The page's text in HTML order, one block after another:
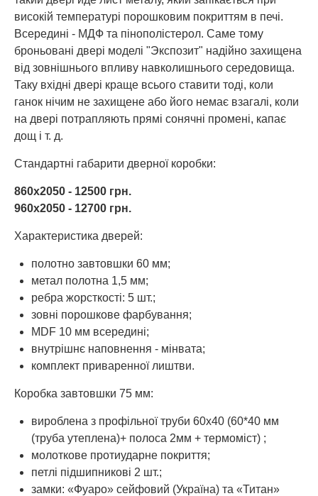
високій температурі порошковим покриттям в печі.
Всередині - МДФ та пінополістерол. Саме тому
броньовані двері моделі "Экспозит" надійно захищена
від зовнішнього впливу навколишнього середовища.
Таку вхідні двері краще всього ставити тоді, коли
ганок нічим не захищене або його немає взагалі, коли
на двері потрапляють прямі сонячні промені, капає
дощ і т. д.
Стандартні габарити дверної коробки:
860x2050 - 12500 грн.
960х2050 - 12700 грн.
Характеристика дверей:
полотно завтовшки 60 мм;
метал полотна 1,5 мм;
ребра жорсткості: 5 шт.;
зовні порошкове фарбування;
MDF 10 мм всередині;
внутрішнє наповнення - мінвата;
комплект приваренної лиштви.
Коробка завтовшки 75 мм:
вироблена з профільної труби 60х40 (60*40 мм
(труба утеплена)+ полоса 2мм + термоміст) ;
молоткове протиударне покриття;
петлі підшипникові 2 шт.;
замки: «Фуаро» сейфовий (Україна) та «Титан»